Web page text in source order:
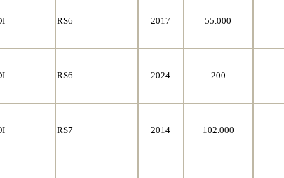
RS6 2017 55.000
RS6 2024 200
RS7 2014 102.000